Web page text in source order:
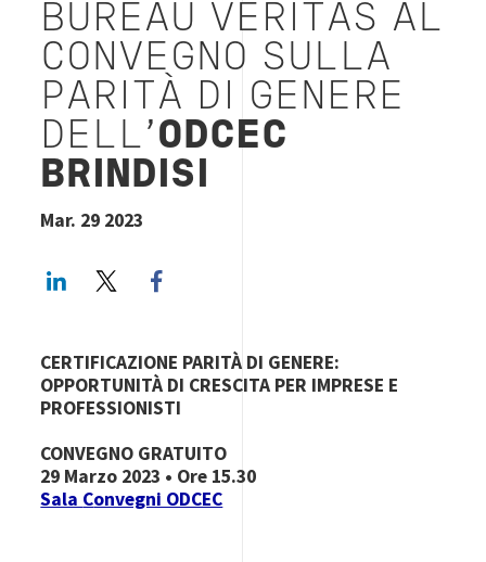
BUREAU VERITAS AL
CONVEGNO SULLA
PARITÀ DI GENERE
DELL'ODCEC
BRINDISI
Mar. 29 2023
LinkedInTwitter
CERTIFICAZIONE PARITÀ DI GENERE:
OPPORTUNITÀ DI CRESCITA PER IMPRESE E
PROFESSIONISTI
CONVEGNO GRATUITO
29 Marzo 2023 • Ore 15.30
Sala Convegni ODCEC